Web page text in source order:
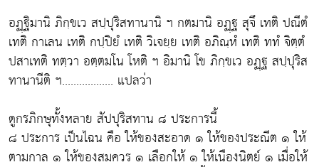
อฏฺฐิมานิ ภิกฺขเว สปฺปุริสทานานิ ฯ กตมานิ อฏฺฐ สุจึ เทติ ปณีตํ
เทติ กาเลน เทติ กปฺปิยํ เทติ วิเจยฺย เทติ อภิณฺหํ เทติ ททํ จิตฺตํ
ปสาเทติ ทตฺวา อตฺตมโน โหติ ฯ อิมานิ โข ภิกฺขเว อฏฺฐ สปฺปุริส
ทานานีติ ฯ.................. แปลว่า
ดูกรภิกษุทั้งหลาย สัปปุริสทาน ๘ ประการนี้
๘ ประการ เป็นไฉน คือ ให้ของสะอาด ๑ ให้ของประณีต ๑ ให้
ตามกาล ๑ ให้ของสมควร ๑ เลือกให้ ๑ ให้เนืองนิตย์ ๑ เมื่อให้